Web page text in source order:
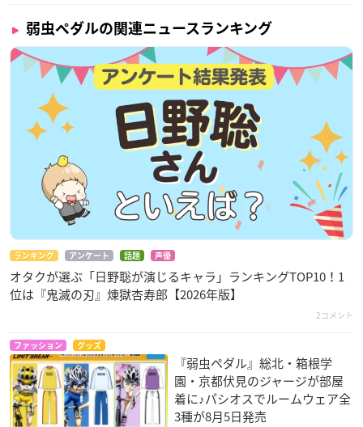
弱虫ペダルの関連ニュースランキング
ランキング アンケート 話題 声優
オタクが選ぶ「日野聡が演じるキャラ」ランキングTOP10！1
位は『鬼滅の刃』煉󠄁獄杏寿郎【2026年版】
2コメント
ファッション グッズ
『弱虫ペダル』総北・箱根学
園・京都伏見のジャージが部屋
着に♪パシオスでルームウェア全
3種が8月5日発売